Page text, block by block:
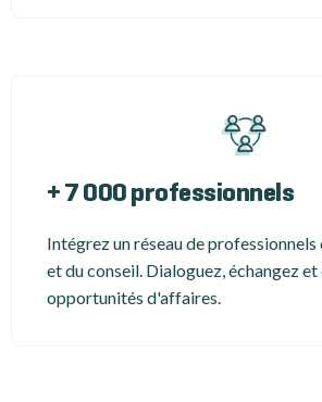
+ 7 000 professionnels
Intégrez un réseau de
et du conseil. Dialoguez, échangez
opportunités d'affaires.